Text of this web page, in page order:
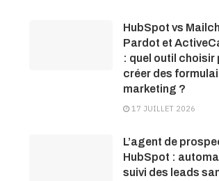
HubSpot vs
Pardot et
: quel outil choisir
créer des
marketing ?
17 JUILLET 2026
L’agent de
HubSpot :
suivi des leads